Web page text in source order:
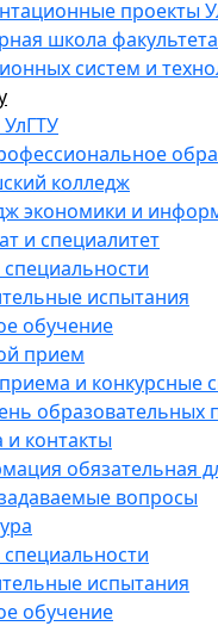
проекты
школа факультета
систем и
колледж
экономики и
и специалитет
испытания
обучение
прием
и конкурсные
образовательных
и контакты
обязательная
вопросы
испытания
обучение